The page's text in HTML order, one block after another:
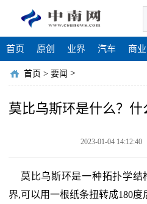
首页 原创 业界 汽车 商业
首页 > 要闻 >
莫比乌斯环是什么？什
2023-01-04 14:12:40
莫比乌斯环是一种拓扑学
界,可以用一根纸条扭转成180